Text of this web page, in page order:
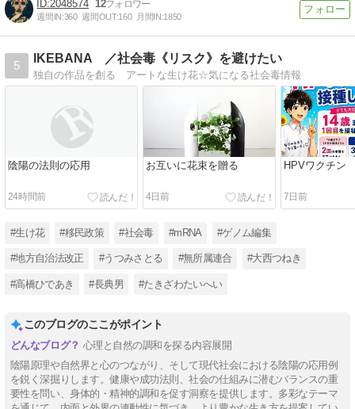
2048574 12
週間IN:360 週間OUT:160 月間IN:1850
5
IKEBANA ／社会毒《リスク》を避けたい
独自の作品を創る アートな生け花☆気になる社会毒情報
陰陽の法則の応用
24時間前
お互いに花束を贈る
4日前
HPVワクチン
7日前
#生け花 #移民政策 #社会毒 #mRNA #ゲノム編集
#地方自治法改正 #うつみさとる #無所属連合 #大西つねき
#高橋ひであき #長典男 #たきざわたいへい
このブログのここがポイント
心理と自然の調和を探る内容展開
陰陽原理や自然界と心のつながり、そして現代社会における陰陽の応用例
を鋭く深掘りします。健康や成功法則、社会の仕組みに潜むバランスの重
要性を問い、身体的・精神的調和を促す洞察を提供します。多彩なテーマ